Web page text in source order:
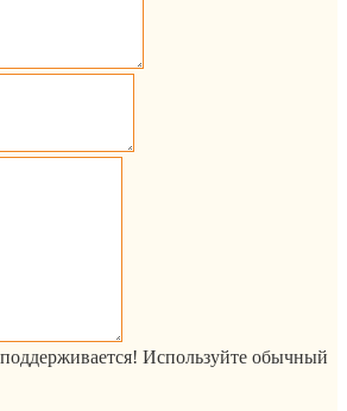
Используйте обычный